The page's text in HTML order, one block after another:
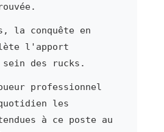
la conquête en
l'apport
des rucks.
professionnel
les
à ce poste au